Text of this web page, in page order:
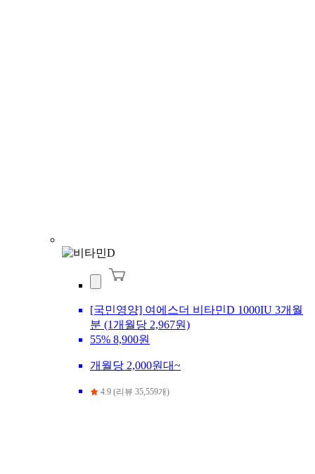
[국민영양] 여에스더 비타민D 1000IU 3개월
분 (1개월당 2,967원)
55% 8,900원
개월당 2,000원대~
4.9 (리뷰 35,559개)